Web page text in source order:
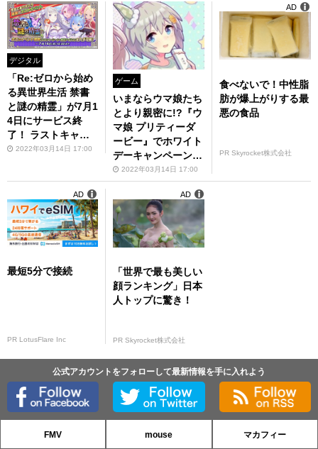
デジタル
「Re:ゼロから始め
る異世界生活 禁書
と謎の精霊」が7月1
4日にサービス終
了！ ラストキャン
ペーン「禁書と謎の
2022年03月14日 17:00
ゲーム
いまならウマ娘たち
とより親密に!?『ウ
マ娘 プリティーダ
ービー』でホワイト
デーキャンペーンが
開催2022年03月14日 17:00
食べないで！中性脂
肪が爆上がりする最
悪の食品
PR Skyrocket株式会社
AD
最短5分で接続
PR LotusFlare Inc
AD
「世界で最も美しい
顔ランキング」日本
人トップに驚き！
PR Skyrocket株式会社
AD
公式アカウントをフォローして最新情報を手に入れよう
FMV mouse マカフィー